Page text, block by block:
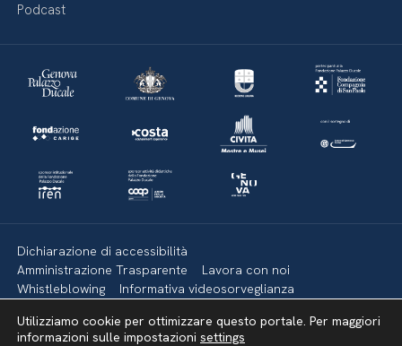
Podcast
Dichiarazione di accessibilità
Amministrazione Trasparente
Lavora con noi
Whistleblowing
Informativa videosorveglianza
Mappa del sito
Utilizziamo cookie per ottimizzare questo portale. Per maggiori
informazioni sulle impostazioni settings